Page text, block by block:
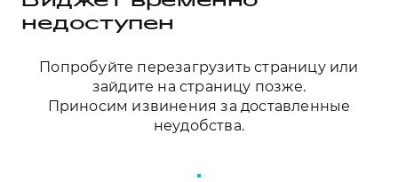
авариях «ЭРА-ГЛОНАСС»
недоступен
Попробуйте перезагрузить страницу или
зайдите на страницу позже.
Приносим извинения за доставленные
неудобства.
ПЕРЕЗАГРУЗИТЬ СТРАНИЦУ